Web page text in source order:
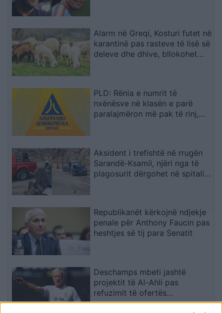
Alarm në Greqi, Kosturi futet në
karantinë pas rasteve të lisë së
deleve dhe dhive, bllokohet
PLD: Rënia e numrit të
nxënësve në klasën e parë
paralajmëron më pak të rinj,
Aksident i trefishtë në rrugën
Sarandë-Ksamil, njëri nga të
plagosurit dërgohet në spitalin
Republikanët kërkojnë ndjekje
penale për Anthony Faucin pas
heshtjes së tij para Senatit
Deschamps mbeti jashtë
projektit të Al-Ahli pas
refuzimit të ofertës
multimilionëshe